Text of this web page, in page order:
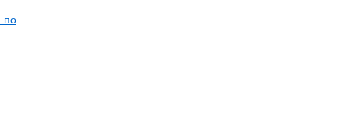
по